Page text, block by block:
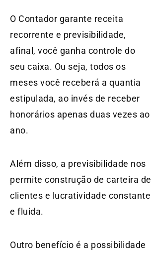
O Contador garante receita
recorrente e previsibilidade,
afinal, você ganha controle do
seu caixa. Ou seja, todos os
meses você receberá a quantia
estipulada, ao invés de receber
honorários apenas duas vezes ao
ano.
Além disso, a previsibilidade nos
permite construção de carteira de
clientes e lucratividade constante
e fluida.
Outro benefício é a possibilidade